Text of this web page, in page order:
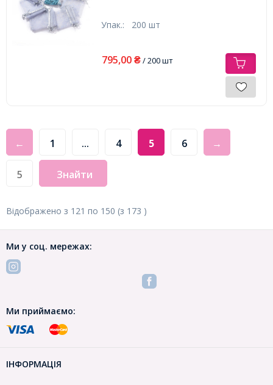
Упак.: 200 шт
795,00 ₴/ 200 шт
← 1 ... 4 5 6 →
Знайти
Відображено з 121 по 150 (з 173 )
Ми у соц. мережах:
Ми приймаємо:
ІНФОРМАЦІЯ